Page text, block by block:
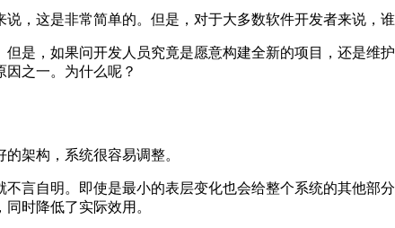
，这是非常简单的。但是，对于大多数软件开发者来说，
是，如果问开发人员究竟是愿意构建全新的项目，还是维
之一。为什么呢？
架构，系统很容易调整。
言自明。即使是最小的表层变化也会给整个系统的其他部
时降低了实际效用。